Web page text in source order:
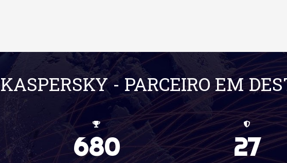
KASPERSKY - PARCEIRO EM
680 27